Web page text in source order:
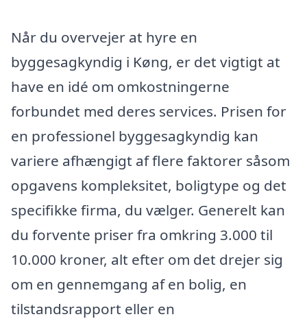
Når du overvejer at hyre en
byggesagkyndig i Køng, er det vigtigt at
have en idé om omkostningerne
forbundet med deres services. Prisen for
en professionel byggesagkyndig kan
variere afhængigt af flere faktorer såsom
opgavens kompleksitet, boligtype og det
specifikke firma, du vælger. Generelt kan
du forvente priser fra omkring 3.000 til
10.000 kroner, alt efter om det drejer sig
om en gennemgang af en bolig, en
tilstandsrapport eller en